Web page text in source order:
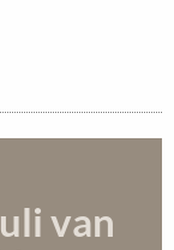
van